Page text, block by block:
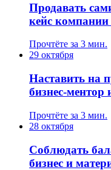
Продавать
кейс компании
Прочтёте за 3 мин.
29 октября
Наставить на
бизнес-ментор
Прочтёте за 3 мин.
28 октября
Соблюдать
бизнес и